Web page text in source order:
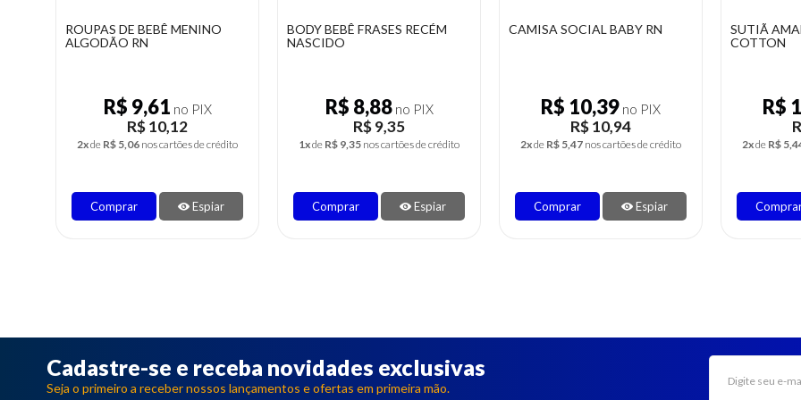
BODY BEBÊ FRASES RECÉM
NASCIDO
R$ 8,88 no PIX
R$ 9,35
1xde R$ 9,35 nos cartões de crédito
Comprar Espiar
CAMISA SOCIAL BABY RN
R$ 10,39no PIX
R$ 10,94
2xde R$ 5,47 nos cartões de crédito
Comprar Espiar
SUTIÃ AMAMENTAÇÃO
R$ 10,34 no PIX
R$ 10,88
2xde R$ 5,44 nos cartões de crédito
Comprar Espiar
INFANTIL
R$
1xde R$
Cadastre-se e receba novidades exclusivas
Seja o primeiro a receber nossos lançamentos e ofertas em primeira mão.